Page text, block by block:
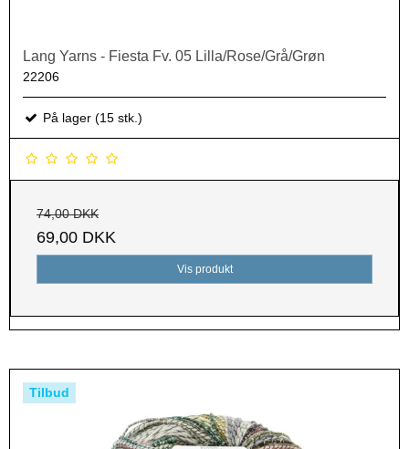
Lang Yarns - Fiesta Fv. 05 Lilla/Rose/Grå/Grøn
22206
På lager (15 stk.)
74,00 DKK
69,00 DKK
Vis produkt
Tilbud